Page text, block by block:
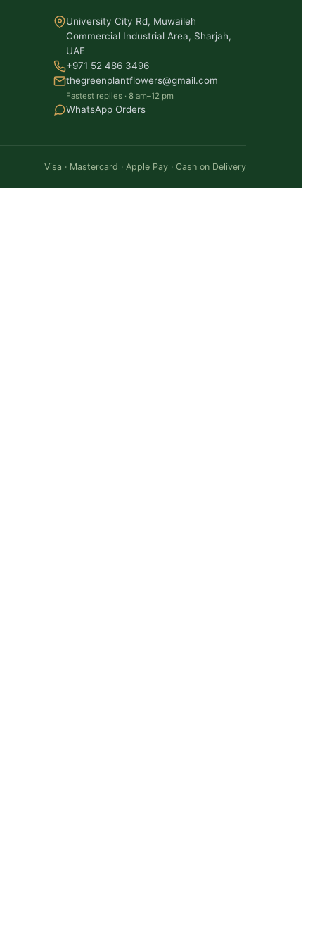
University City Rd, Muwaileh
Commercial Industrial Area, Sharjah,
UAE
+971 52 486 3496
thegreenplantflowers@gmail.com
Fastest replies · 8 am–12 pm
WhatsApp Orders
Visa · Mastercard · Apple Pay · Cash on Delivery